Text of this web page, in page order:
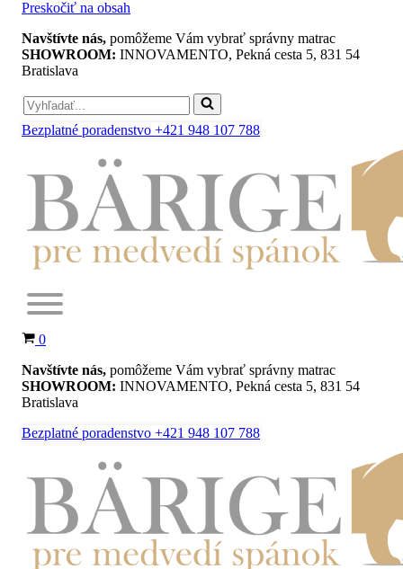
Preskočiť na obsah
Navštívte nás, pomôžeme Vám vybrať správny matrac
SHOWROOM: INNOVAMENTO, Pekná cesta 5, 831 54
Bratislava
Search
for...
Bezplatné poradenstvo +421 948 107 788
Košík
0
Navštívte nás, pomôžeme Vám vybrať správny matrac
SHOWROOM: INNOVAMENTO, Pekná cesta 5, 831 54
Bratislava
Bezplatné poradenstvo +421 948 107 788